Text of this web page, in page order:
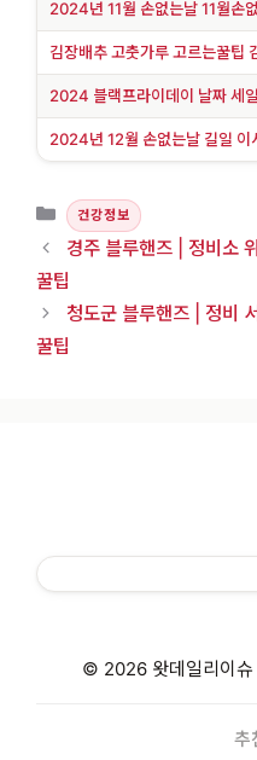
2024년 11월 손없는날 11월손
김장배추 고춧가루 고르는꿀팁
2024 블랙프라이데이 날짜 세
2024년 12월 손없는날 길일 이
카테고리
건강정보
경주 블루핸즈 | 정비소
꿀팁
청도군 블루핸즈 | 정비
꿀팁
© 2026 왓데일리이슈
추